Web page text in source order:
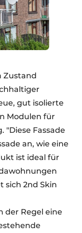
Zustand
gut isolierte
Modulen für
"Diese Fassade
an, wie eine
ist ideal für
sich 2nd Skin
der Regel eine